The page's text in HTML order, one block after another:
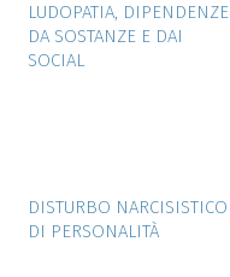
LUDOPATIA, DIPENDENZE
DA SOSTANZE E DAI
SOCIAL
DISTURBO NARCISISTICO
DI PERSONALITÀ